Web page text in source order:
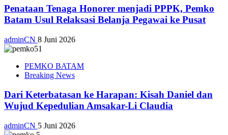
Penataan Tenaga Honorer menjadi PPPK, Pemko
Batam Usul Relaksasi Belanja Pegawai ke Pusat
adminCN 8 Juni 2026
PEMKO BATAM
Breaking News
Dari Keterbatasan ke Harapan: Kisah Daniel dan
Wujud Kepedulian Amsakar-Li Claudia
adminCN 5 Juni 2026